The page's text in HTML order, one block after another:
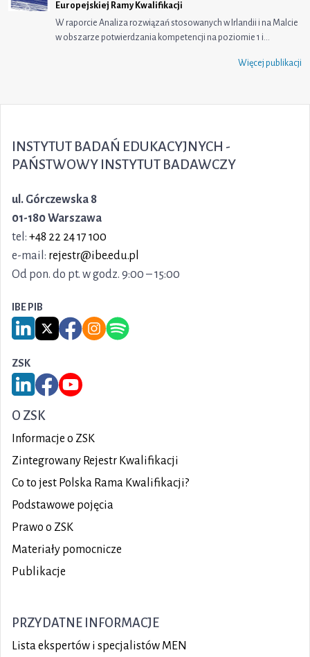
Europejskiej Ramy Kwalifikacji
W raporcie Analiza rozwiązań stosowanych w Irlandii i na Malcie
w obszarze potwierdzania kompetencji na poziomie 1 i…
Więcej publikacji
INSTYTUT BADAŃ EDUKACYJNYCH -
PAŃSTWOWY INSTYTUT BADAWCZY
ul. Górczewska 8
01-180 Warszawa
tel: +48 22 24 17 100
e-mail: rejestr@ibe.edu.pl
Od pon. do pt. w godz. 9:00 – 15:00
IBE PIB
Link do serwisu LinkedIn IBE PIB
Link do serwisu X IBE PIB
Link do Facebook IBE PIB
Link do Instagram IBE PIB
Link do Spotify IBE PIB
ZSK
Link do serwisu LinkedIn ZSK
Link do Facebook ZSK
Link do YouTube ZSK
O ZSK
Informacje o ZSK
Zintegrowany Rejestr Kwalifikacji
Co to jest Polska Rama Kwalifikacji?
Podstawowe pojęcia
Prawo o ZSK
Materiały pomocnicze
Publikacje
PRZYDATNE INFORMACJE
Lista ekspertów i specjalistów MEN